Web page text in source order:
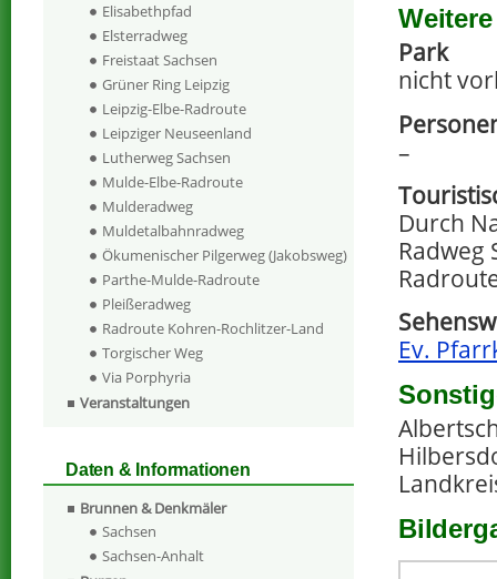
Park
nicht
–
Durch
Radweg
Ev.
Elisabethpfad
Elsterradweg
Freistaat Sachsen
Grüner Ring Leipzig
Leipzig-Elbe-Radroute
Leipziger Neuseenland
Lutherweg Sachsen
Mulde-Elbe-Radroute
Mulderadweg
Muldetalbahnradweg
Ökumenischer Pilgerweg (Jakobsweg)
Parthe-Mulde-Radroute
Pleißeradweg
Radroute Kohren-Rochlitzer-Land
Torgischer Weg
Via Porphyria
Veranstaltungen
Daten & Informationen
Brunnen & Denkmäler
Sachsen
Sachsen-Anhalt